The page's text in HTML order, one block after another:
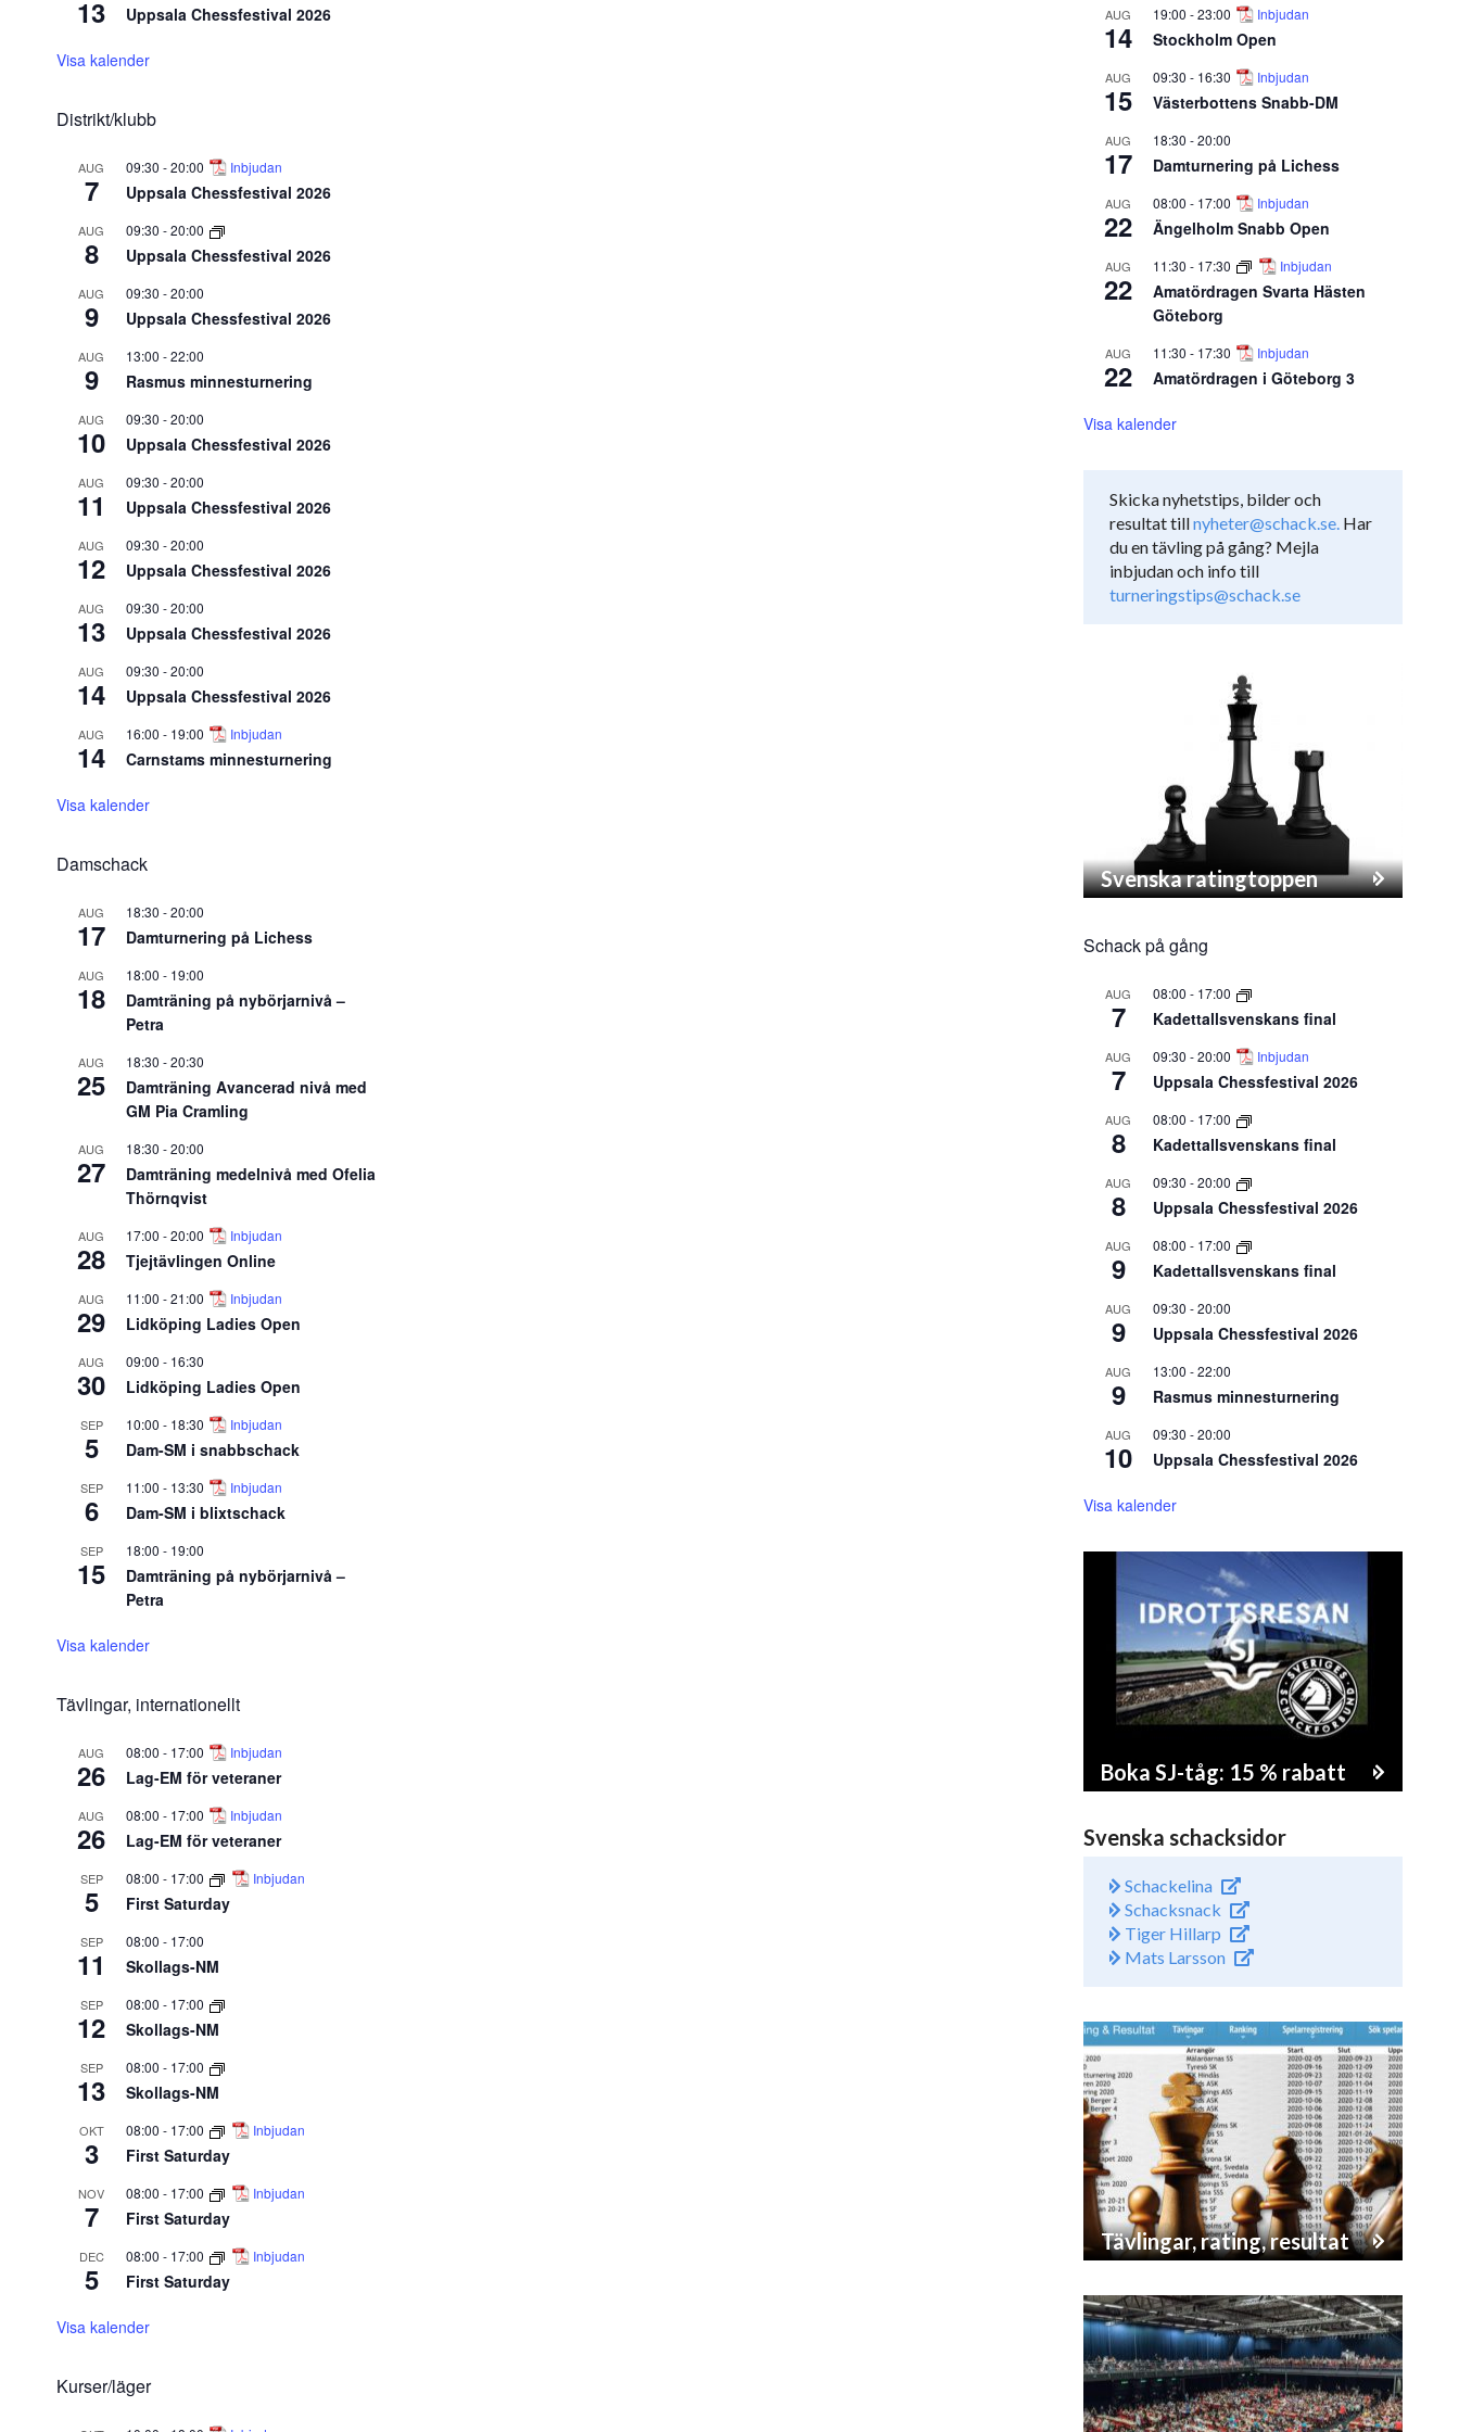
13 Uppsala Chessfestival 2026
Visa kalender
Distrikt/klubb
AUG
7
09:30 -20:00 Inbjudan
Uppsala Chessfestival 2026
AUG
8
09:30 -20:00
Uppsala Chessfestival 2026
AUG
9
09:30 -20:00
Uppsala Chessfestival 2026
AUG
9
13:00 -22:00
Rasmus minnesturnering
AUG
10
09:30 -20:00
Uppsala Chessfestival 2026
AUG
11
09:30 -20:00
Uppsala Chessfestival 2026
AUG
12
09:30 -20:00
Uppsala Chessfestival 2026
AUG
13
09:30 -20:00
Uppsala Chessfestival 2026
AUG
14
09:30 -20:00
Uppsala Chessfestival 2026
AUG
14
16:00 - 19:00 Inbjudan
Carnstams minnesturnering
Visa kalender
Damschack
AUG
17
18:30 -20:00
Damturnering på Lichess
AUG
18
18:00 - 19:00
Damträning på nybörjarnivå –
Petra
AUG
25
18:30 -20:30
Damträning Avancerad nivå med
GM Pia Cramling
AUG
27
18:30 -20:00
Damträning medelnivå med Ofelia
Thörnqvist
AUG
28
17:00 -20:00 Inbjudan
Tjejtävlingen Online
AUG
29
11:00 -21:00 Inbjudan
Lidköping Ladies Open
AUG
30
09:00 - 16:30
Lidköping Ladies Open
SEP
5
10:00 - 18:30 Inbjudan
Dam-SM i snabbschack
SEP
6
11:00 - 13:30 Inbjudan
Dam-SM i blixtschack
SEP
15
18:00 - 19:00
Damträning på nybörjarnivå –
Petra
Visa kalender
Tävlingar, internationellt
AUG
26
08:00 - 17:00 Inbjudan
Lag-EM för veteraner
AUG
26
08:00 - 17:00 Inbjudan
Lag-EM för veteraner
SEP
5
08:00 - 17:00 Inbjudan
First Saturday
SEP
11
08:00 - 17:00
Skollags-NM
SEP
12
08:00 - 17:00
Skollags-NM
SEP
13
08:00 - 17:00
Skollags-NM
OKT
3
08:00 - 17:00 Inbjudan
First Saturday
NOV
7
08:00 - 17:00 Inbjudan
First Saturday
DEC
5
08:00 - 17:00 Inbjudan
First Saturday
Visa kalender
Kurser/läger
AUG
14
19:00 -23:00 Inbjudan
Stockholm Open
AUG
15
09:30 - 16:30 Inbjudan
Västerbottens Snabb-DM
AUG
17
18:30 -20:00
Damturnering på Lichess
AUG
22
08:00 - 17:00 Inbjudan
Ängelholm Snabb Open
AUG
22
11:30 - 17:30 Inbjudan
Amatördragen Svarta Hästen
Göteborg
AUG
22
11:30 - 17:30 Inbjudan
Amatördragen i Göteborg 3
Visa kalender
Skicka nyhetstips, bilder och
resultat tillnyheter@schack.se. Har
du en tävling på gång? Mejla
inbjudan och info till
turneringstips@schack.se
Svenska ratingtoppen
Schack på gång
AUG
7
08:00 - 17:00
Kadettallsvenskans final
AUG
7
09:30 -20:00 Inbjudan
Uppsala Chessfestival 2026
AUG
8
08:00 - 17:00
Kadettallsvenskans final
AUG
8
09:30 -20:00
Uppsala Chessfestival 2026
AUG
9
08:00 - 17:00
Kadettallsvenskans final
AUG
9
09:30 -20:00
Uppsala Chessfestival 2026
AUG
9
13:00 -22:00
Rasmus minnesturnering
AUG
10
09:30 -20:00
Uppsala Chessfestival 2026
Visa kalender
Boka SJ-tåg: 15 % rabatt
Svenska schacksidor
Schackelina
Schacksnack
Tiger Hillarp
Mats Larsson
Tävlingar, rating, resultat